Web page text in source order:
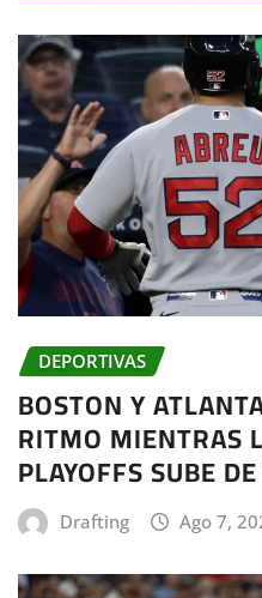
DEPORTIVAS
BOSTON Y
RITMO MIENTRAS
PLAYOFFS SUBE
Drafting Ago 7,